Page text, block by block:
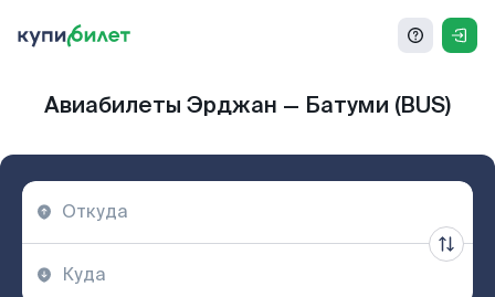
Авиабилеты Эрджан — Батуми (BUS)